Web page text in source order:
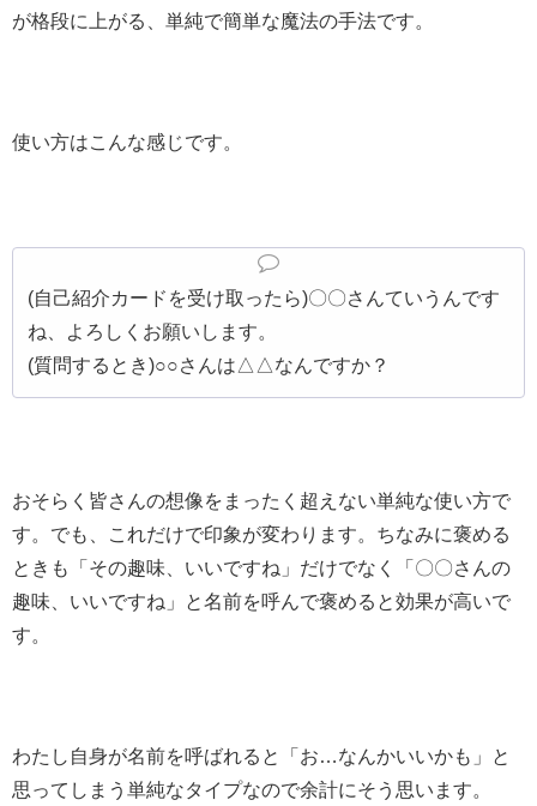
が格段に上がる、単純で簡単な魔法の手法です。
使い方はこんな感じです。
(自己紹介カードを受け取ったら)〇〇さんていうんです
ね、よろしくお願いします。
(質問するとき)○○さんは△△なんですか？
おそらく皆さんの想像をまったく超えない単純な使い方で
す。でも、これだけで印象が変わります。ちなみに褒める
ときも「その趣味、いいですね」だけでなく「〇〇さんの
趣味、いいですね」と名前を呼んで褒めると効果が高いで
す。
わたし自身が名前を呼ばれると「お…なんかいいかも」と
思ってしまう単純なタイプなので余計にそう思います。